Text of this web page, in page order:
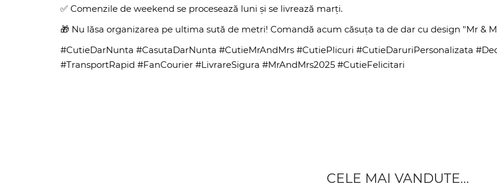
✅ Comenzile de weekend se procesează luni și se livrează marți.
🎁 Nu lăsa organizarea pe ultima sută de metri! Comandă acum căsuța ta de dar cu design "Mr &
#CutieDarNunta #CasutaDarNunta #CutieMrAndMrs #CutiePlicuri #CutieDaruriPersonalizata
#TransportRapid #FanCourier #LivrareSigura #MrAndMrs2025 #CutieFelicitari
CELE MAI VANDUTE...